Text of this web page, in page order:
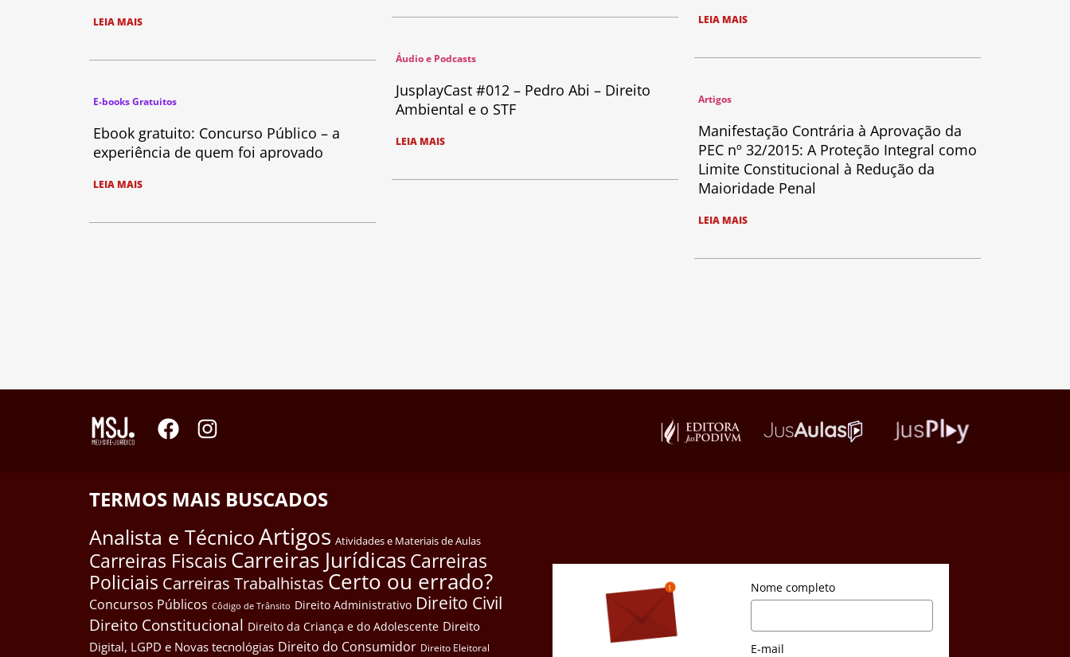
LEIA MAIS
E-books Gratuitos
Ebook gratuito: Concurso Público – a
experiência de quem foi aprovado
LEIA MAIS
Áudio e Podcasts
JusplayCast #012 – Pedro Abi – Direito
Ambiental e o STF
LEIA MAIS
LEIA MAIS
Artigos
Manifestação Contrária à Aprovação da
PEC nº 32/2015: A Proteção Integral como
Limite Constitucional à Redução da
Maioridade Penal
LEIA MAIS
TERMOS MAIS BUSCADOS
Analista e TécnicoArtigos Atividades e Materiais de Aulas
Carreiras Fiscais Carreiras JurídicasCarreiras
Policiais Carreiras Trabalhistas Certo ou errado?
Concursos Públicos Côdigo de Trânsito Direito Administrativo Direito Civil
Direito Constitucional Direito da Criança e do Adolescente Direito
Digital, LGPD e Novas tecnológias Direito do Consumidor Direito Eleitoral
Nome completo
E-mail